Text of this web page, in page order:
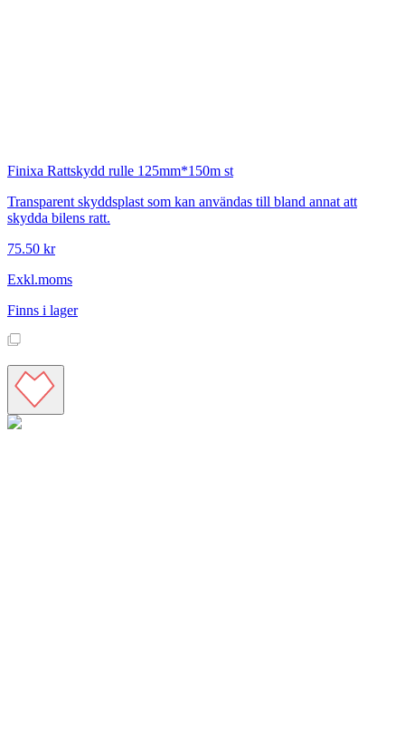
Finixa Rattskydd rulle 125mm*150m st
Transparent skyddsplast som kan användas till bland annat att
skydda bilens ratt.
75.50 kr
Exkl.moms
Finns i lager